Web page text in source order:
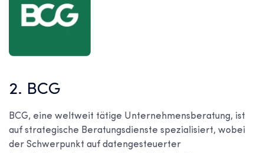
2. BCG
BCG, eine weltweit tätige Unternehmensberatung, ist
auf strategische Beratungsdienste spezialisiert, wobei
der Schwerpunkt auf datengesteuerter